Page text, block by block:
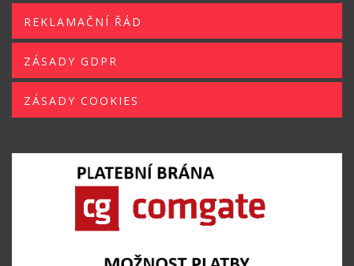
REKLAMAČNÍ ŘÁD
ZÁSADY GDPR
ZÁSADY COOKIES